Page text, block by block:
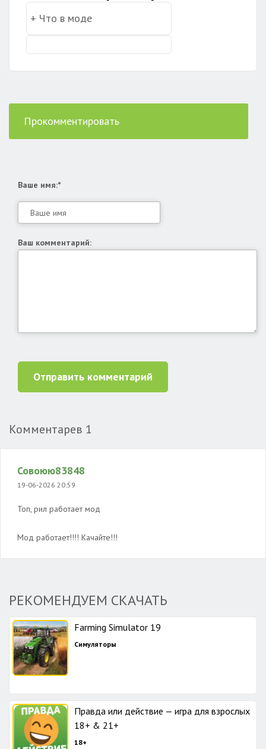
Прокомментировать
Ваше имя:*
Ваш комментарий:
Отправить комментарий
Комментарев 1
Совоюю83848
19-06-2026 20:59
Топ, рил работает мод
Мод работает!!!! Качайте!!!
РЕКОМЕНДУЕМ СКАЧАТЬ
Farming Simulator 19
Симуляторы
Правда или действие — игра для взрослых
18+ & 21+
18+